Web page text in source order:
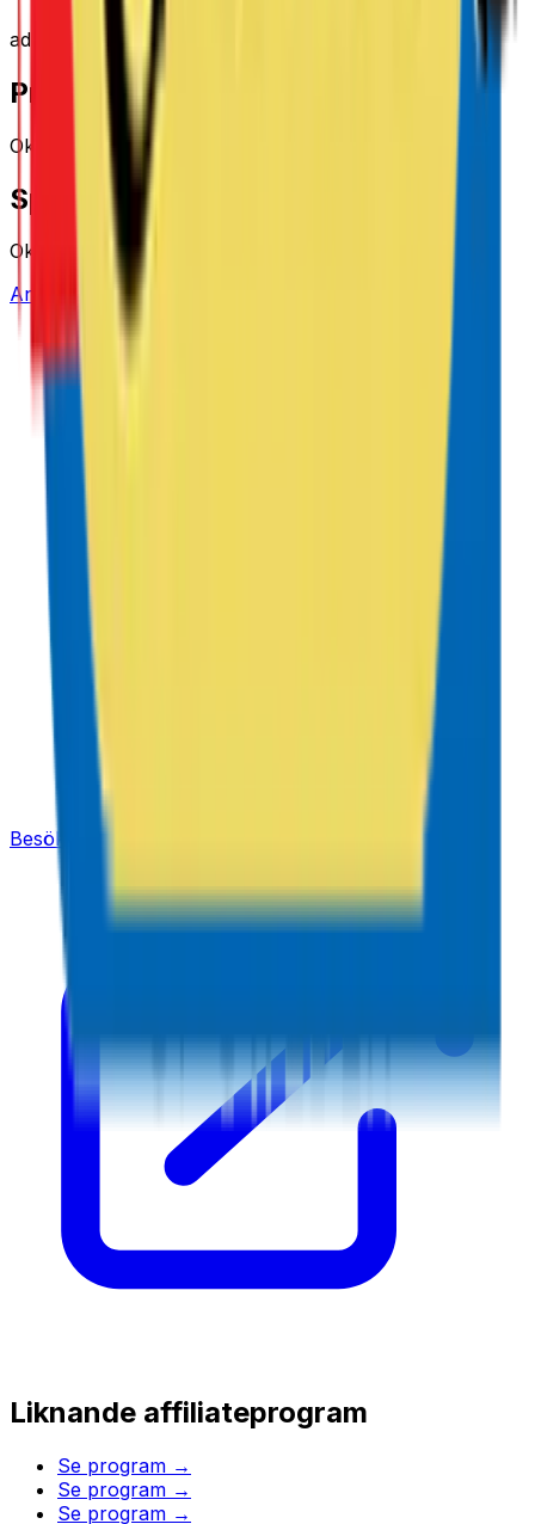
adtraction
Provision
Okänt
Spårningstid
Okänt
Ansök via Adtraction
Besök Lindex SE
Liknande affiliateprogram
Se program →
Se program →
Se program →